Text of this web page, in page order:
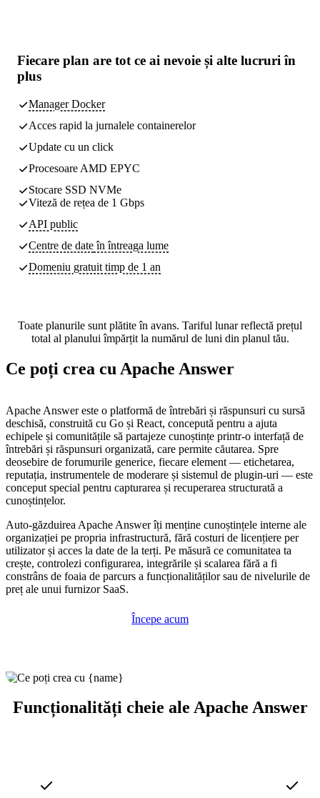
Fiecare plan are tot ce ai nevoie și alte lucruri în
plus
Manager Docker
Acces rapid la jurnalele containerelor
Update cu un click
Procesoare AMD EPYC
Stocare SSD NVMe
Viteză de rețea de 1 Gbps
API public
Centre de dateîn întreaga lume
Domeniu gratuit timp de 1 an
Toate planurile sunt plătite în avans. Tariful lunar reflectă prețul
total al planului împărțit la numărul de luni din planul tău.
Ce poți crea cu Apache Answer
Apache Answer este o platformă de întrebări și răspunsuri cu sursă
deschisă, construită cu Go și React, concepută pentru a ajuta
echipele și comunitățile să partajeze cunoștințe printr-o interfață de
întrebări și răspunsuri organizată, care permite căutarea. Spre
deosebire de forumurile generice, fiecare element — etichetarea,
reputația, instrumentele de moderare și sistemul de plugin-uri — este
conceput special pentru capturarea și recuperarea structurată a
cunoștințelor.
Auto-găzduirea Apache Answer îți menține cunoștințele interne ale
organizației pe propria infrastructură, fără costuri de licențiere per
utilizator și acces la date de la terți. Pe măsură ce comunitatea ta
crește, controlezi configurarea, integrările și scalarea fără a fi
constrâns de foaia de parcurs a funcționalităților sau de nivelurile de
preț ale unui furnizor SaaS.
Începe acum
Funcționalități cheie ale Apache Answer